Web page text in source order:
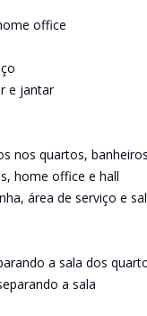
office
e jantar
nos quartos,
home office e hall
área de serviço e
a sala dos
a sala